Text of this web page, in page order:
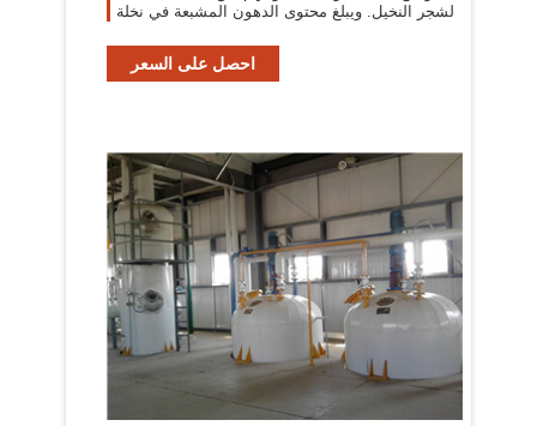
لشجر النخيل. ويبلغ محتوى الدهون المشبعة في نخلة
احصل على السعر